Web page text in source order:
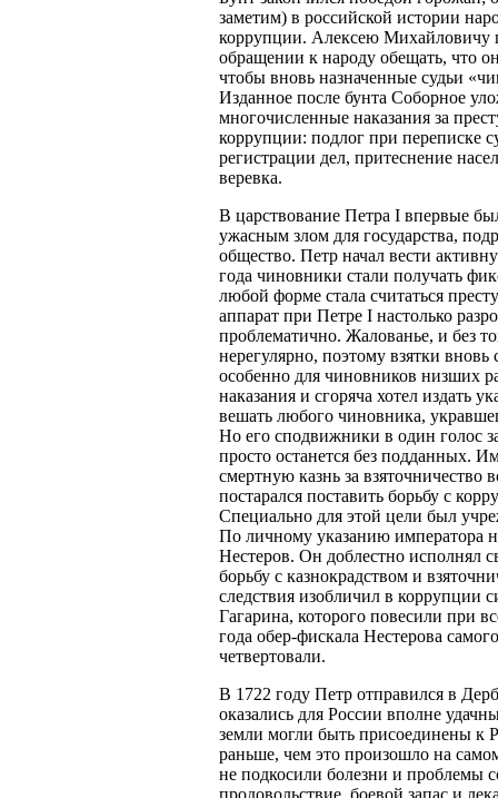
заметим) в российской истории
коррупции. Алексею Михайловичу
обращении к народу обещать, что
чтобы вновь назначенные судьи
Изданное после бунта Соборное
многочисленные наказания за
коррупции: подлог при переписке
регистрации дел, притеснение
веревка.
В царствование Петра I впервые
ужасным злом для государства,
общество. Петр начал вести
года чиновники стали получать
любой форме стала считаться
аппарат при Петре I настолько
проблематично. Жалованье, и без
нерегулярно, поэтому взятки
особенно для чиновников низших
наказания и сгоряча хотел издать
вешать любого чиновника,
Но его сподвижники в один голос
просто останется без подданных.
смертную казнь за взяточничество
постарался поставить борьбу с
Специально для этой цели был
По личному указанию императора
Нестеров. Он доблестно исполнял
борьбу с казнокрадством и
следствия изобличил в коррупции
Гагарина, которого повесили при
года обер-фискала Нестерова
четвертовали.
В 1722 году Петр отправился в
оказались для России вполне
земли могли быть присоединены к
раньше, чем это произошло на
не подкосили болезни и проблемы
продовольствие, боевой запас и